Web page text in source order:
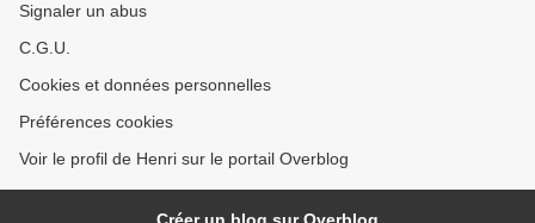
Signaler un abus
C.G.U.
Cookies et données personnelles
Préférences cookies
Voir le profil de Henri sur le portail Overblog